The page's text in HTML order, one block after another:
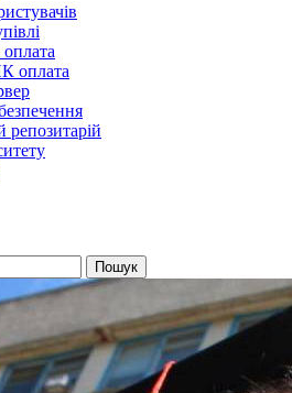
оплата
репозитарій
Пошук